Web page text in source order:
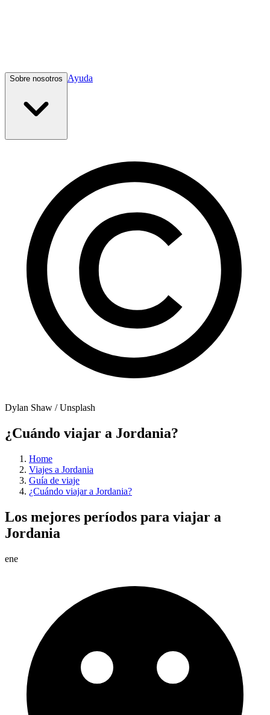
Sobre nosotros Ayuda
Dylan Shaw / Unsplash
¿Cuándo viajar a Jordania?
Home
Viajes a Jordania
Guía de viaje
¿Cuándo viajar a Jordania?
Los mejores períodos para viajar a
Jordania
ene